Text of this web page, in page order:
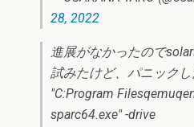
28, 2022
進展がなかったので
試みたけど、パニック
"C:Program
sparc64.exe" -drive